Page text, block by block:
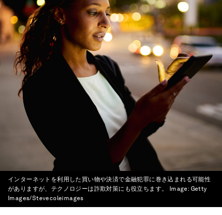
インターネットを利用した買い物や決済で金融犯罪に巻き込まれる可能性
がありますが、テクノロジーは詐欺対策にも役立ちます。
Image: Getty
Images/Stevecoleimages